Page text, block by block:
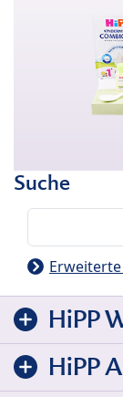
Suche
HiPP
HiPP